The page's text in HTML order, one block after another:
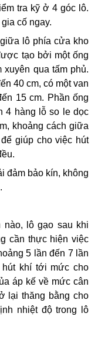
tra kỹ ở 4 góc lô.
cố ngay.
lô phía cửa kho
tạo bởi một ống
qua tấm phủ.
40 cm, có một van
15 cm. Phần ống
4 hàng lỗ so le dọc
khoảng cách giữa
giúp cho việc hút
đảm bảo kín, không
lô gạo sau khi
cần thực hiện việc
5 lầnđến 7 lần
hút khí tới mức cho
áp kế về mức cân
lại thăng bằng cho
nhiệt độ trong lô